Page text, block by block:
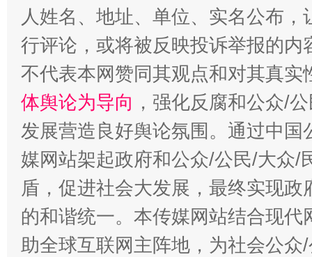
扯下公款旅游的“隐身衣” 如何以
人姓名、地址、单位、实名公布
行评论，或将被反映投诉举报的
不代表本网赞同其观点和对其真实
体舆论为导向 ，强化反腐和公众/
发展营造良好舆论氛围。通过中
媒网站架起政府和公众/公民/大众/
盾，促进社会大发展，最终实现
的和谐统一。本传媒网站结合现
助全球互联网主阵地，为社会公